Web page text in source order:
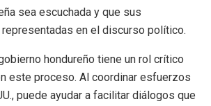
sea escuchada y que sus
en el discurso político.
hondureño tiene un rol crítico
este proceso. Al coordinar esfuerzos
puede ayudar a facilitar diálogos que